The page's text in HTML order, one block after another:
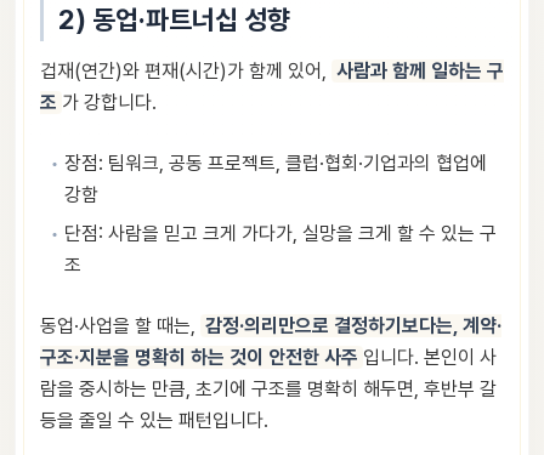
2) 동업·파트너십 성향
겁재(연간)와 편재(시간)가 함께 있어, 사람과 함께 일하는 구
조 가 강합니다.
장점: 팀워크, 공동 프로젝트, 클럽·협회·기업과의 협업에
강함
단점: 사람을 믿고 크게 가다가, 실망을 크게 할 수 있는 구
조
동업·사업을 할 때는, 감정·의리만으로 결정하기보다는, 계약·
구조·지분을 명확히 하는 것이 안전한 사주 입니다. 본인이 사
람을 중시하는 만큼, 초기에 구조를 명확히 해두면, 후반부 갈
등을 줄일 수 있는 패턴입니다.